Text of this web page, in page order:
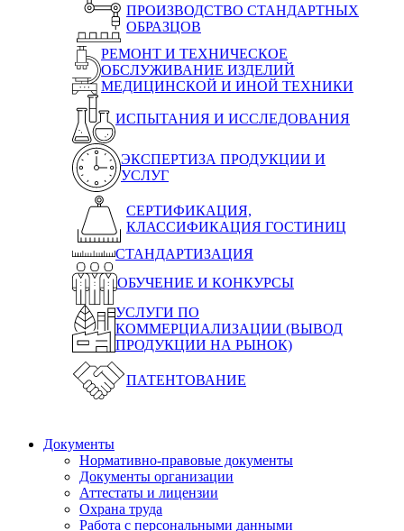
ПРОИЗВОДСТВО СТАНДАРТНЫХ
ОБРАЗЦОВ
РЕМОНТ И ТЕХНИЧЕСКОЕ
ОБСЛУЖИВАНИЕ ИЗДЕЛИЙ
МЕДИЦИНСКОЙ И ИНОЙ ТЕХНИКИ
ИСПЫТАНИЯ И ИССЛЕДОВАНИЯ
ЭКСПЕРТИЗА ПРОДУКЦИИ И
УСЛУГ
СЕРТИФИКАЦИЯ,
КЛАССИФИКАЦИЯ ГОСТИНИЦ
СТАНДАРТИЗАЦИЯ
ОБУЧЕНИЕ И КОНКУРСЫ
УСЛУГИ ПО
КОММЕРЦИАЛИЗАЦИИ (ВЫВОД
ПРОДУКЦИИ НА РЫНОК)
ПАТЕНТОВАНИЕ
Документы
Нормативно-правовые документы
Документы организации
Аттестаты и лицензии
Охрана труда
Работа с персональными данными